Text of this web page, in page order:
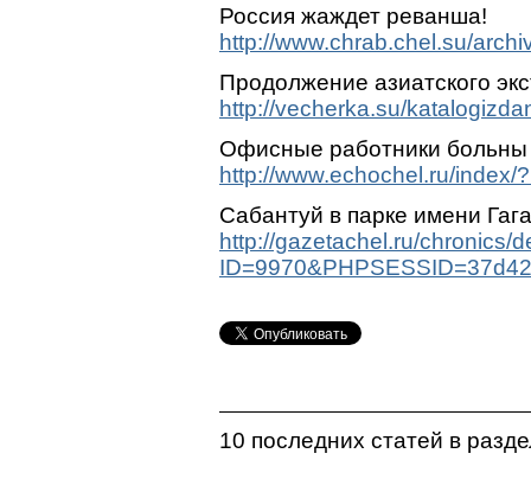
Россия жаждет реванша!
http://www.chrab.chel.su/
Продолжение азиатского
http://vecherka.su/
Офисные работники больны
http://www.echochel.ru/index/
Сабантуй в парке имени
http://gazetachel.ru/chronics/
10 последних статей в